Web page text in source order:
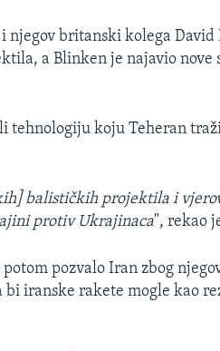
britanski kolega David
a Blinken je najavio nove
tehnologiju koju Teheran
balističkih projektila i
protiv Ukrajinaca", rekao
pozvalo Iran zbog
bi iranske rakete mogle kao